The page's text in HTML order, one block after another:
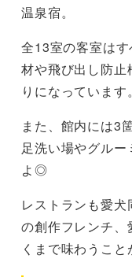
温泉宿。
全13室の客室は
材や飛び出し防止
りになっています。
また、館内には3
足洗い場やグル
よ◎
レストランも愛
の創作フレンチ、
くまで味わうこと